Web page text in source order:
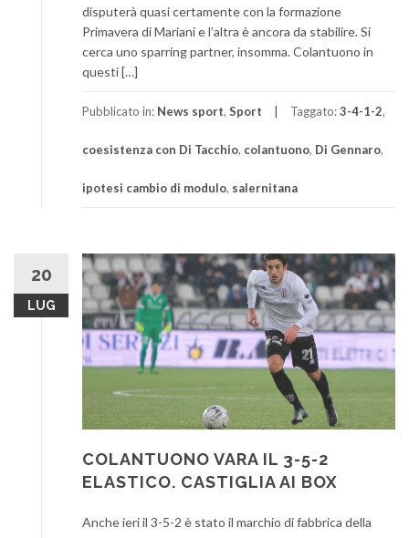
disputerà quasi certamente con la formazione
Primavera di Mariani e l’altra è ancora da stabilire. Si
cerca uno sparring partner, insomma. Colantuono in
questi […]
Pubblicato in: News sport, Sport Taggato:3-4-1-2,
coesistenza con Di Tacchio, colantuono, Di Gennaro,
ipotesi cambio di modulo, salernitana
20
LUG
COLANTUONO VARA IL 3-5-2
ELASTICO. CASTIGLIA AI BOX
Anche ieri il 3-5-2 è stato il marchio di fabbrica della